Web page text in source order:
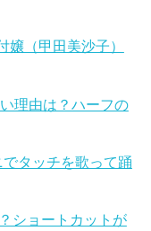
嬢（甲田美沙子）
理由は？ハーフの
でタッチを歌って踊
ショートカットが